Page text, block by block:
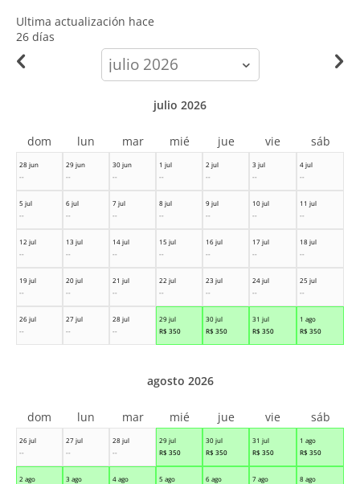
Ultima actualización hace
26 días
calendar-
month
28 jun
--
29 jun
--
30 jun
--
1 jul
--
2 jul
--
3 jul
--
4 jul
--
5 jul
--
6 jul
--
7 jul
--
8 jul
--
9 jul
--
10 jul
--
11 jul
--
12 jul
--
13 jul
--
14 jul
--
15 jul
--
16 jul
--
17 jul
--
18 jul
--
19 jul
--
20 jul
--
21 jul
--
22 jul
--
23 jul
--
24 jul
--
25 jul
--
26 jul
--
27 jul
--
28 jul
--
29 jul
R$ 350
30 jul
R$ 350
31 jul
R$ 350
1 ago
R$ 350
julio 2026
dom lun mar mié jue vie sáb
26 jul
--
27 jul
--
28 jul
--
29 jul
R$ 350
30 jul
R$ 350
31 jul
R$ 350
1 ago
R$ 350
2 ago
3 ago
4 ago
5 ago
6 ago
7 ago
8 ago
agosto 2026
dom lun mar mié jue vie sáb